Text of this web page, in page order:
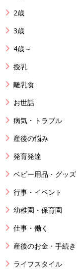
2歳
3歳
4歳～
授乳
離乳食
お世話
病気・トラブル
産後の悩み
発育発達
ベビー用品・グッズ
行事・イベント
幼稚園・保育園
仕事・働く
産後のお金・手続き
ライフスタイル